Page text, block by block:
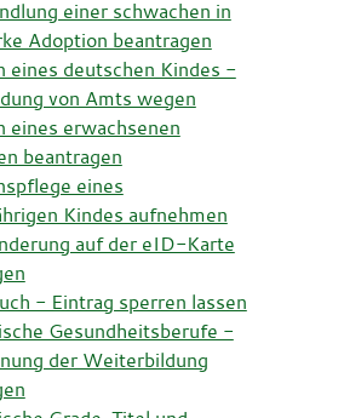
einer schwachen in
Adoption beantragen
eines deutschen Kindes -
von Amts wegen
eines erwachsenen
beantragen
eines
Kindes aufnehmen
auf der eID-Karte
- Eintrag sperren lassen
Gesundheitsberufe -
der Weiterbildung